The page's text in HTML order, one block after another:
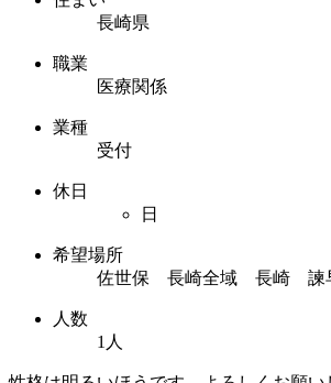
長崎県
職業
医療関係
業種
受付
休日
日
希望場所
佐世保 長崎全域 長崎 諫
人数
1人